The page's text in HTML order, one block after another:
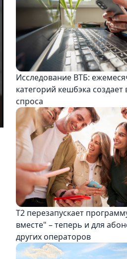
Исследование ВТБ:
категорий кешбэка создает
спроса
Т2 перезапускает
вместе" – теперь и для
других операторов